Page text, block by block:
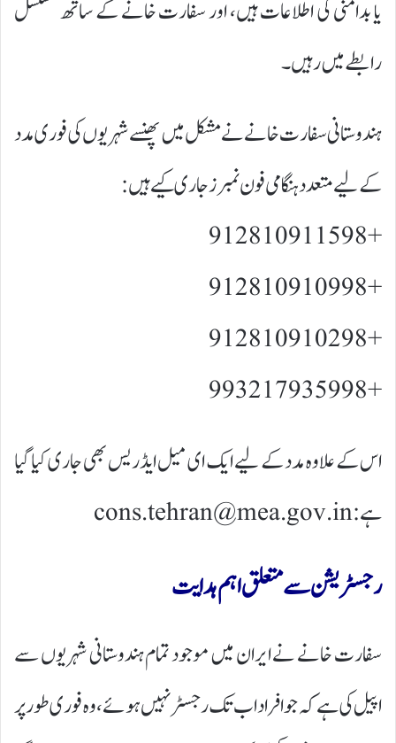
یا بدامنی کی اطلاعات ہیں، اور سفارت خانے کے ساتھ مسلسل
رابطے میں رہیں۔
ہندوستانی سفارت خانے نے مشکل میں پھنسے شہریوں کی فوری مدد
کے لیے متعدد ہنگامی فون نمبرز جاری کیے ہیں:
+98 9128109115
+98 9128109109
+98 9128109102
+98 9932179359
اس کے علاوہ مدد کے لیے ایک ای میل ایڈریس بھی جاری کیا گیا
ہے: cons.tehran@mea.gov.in
رجسٹریشن سے متعلق اہم ہدایت
سفارت خانے نے ایران میں موجود تمام ہندوستانی شہریوں سے
اپیل کی ہے کہ جو افراد اب تک رجسٹر نہیں ہوئے، وہ فوری طور پر